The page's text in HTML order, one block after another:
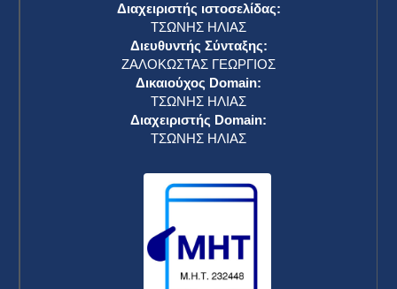
Διαχειριστής ιστοσελίδας:
ΤΣΩΝΗΣ ΗΛΙΑΣ
Διευθυντής Σύνταξης:
ΖΑΛΟΚΩΣΤΑΣ ΓΕΩΡΓΙΟΣ
Δικαιούχος Domain:
ΤΣΩΝΗΣ ΗΛΙΑΣ
Διαχειριστής Domain:
ΤΣΩΝΗΣ ΗΛΙΑΣ